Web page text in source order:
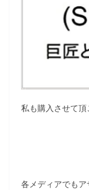
私も購入させて頂
各メディアでも